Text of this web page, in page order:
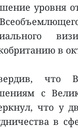
уровня
в
что
с
что у
в